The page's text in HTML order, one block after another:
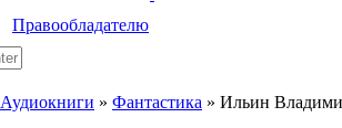
Правообладателю
Аудиокниги » Фантастика » Ильин